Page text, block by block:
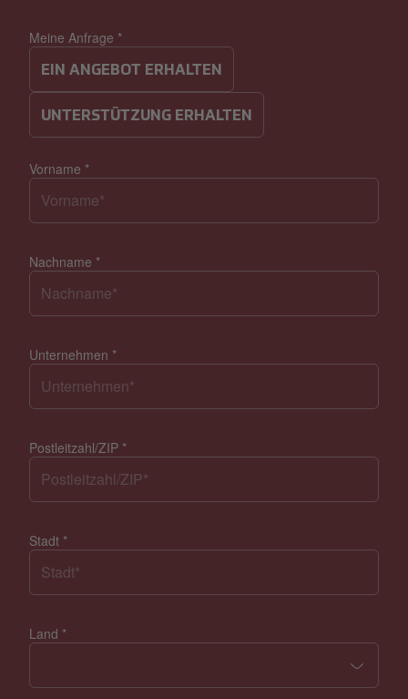
Meine Anfrage *
EIN ANGEBOT ERHALTEN
UNTERSTÜTZUNG ERHALTEN
Vorname *
Nachname *
Unternehmen *
Postleitzahl/ZIP *
Stadt *
Land *